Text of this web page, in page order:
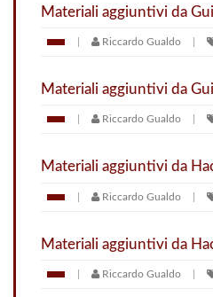
Materiali aggiuntivi da
Riccardo Gualdo
Materiali aggiuntivi da
Riccardo Gualdo
Materiali aggiuntivi da
Riccardo Gualdo
Materiali aggiuntivi da
Riccardo Gualdo